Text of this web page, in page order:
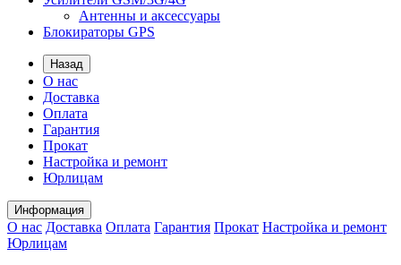
Антенны и аксессуары
Блокираторы GPS
Назад
О нас
Доставка
Оплата
Гарантия
Прокат
Настройка и ремонт
Юрлицам
Информация
О нас Доставка Оплата Гарантия Прокат Настройка и ремонт
Юрлицам